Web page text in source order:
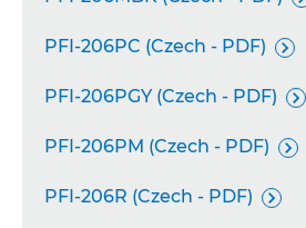
PFI-206PC (Czech - PDF) 
PFI-206PGY (Czech - PDF) 
PFI-206PM (Czech - PDF) 
PFI-206R (Czech - PDF) 